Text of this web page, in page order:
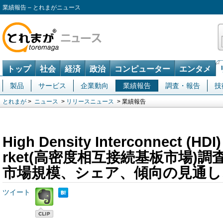
業績報告 – とれまがニュース
トップ 社会 経済 政治 コンピューター エンタメ
製品 サービス 企業動向 業績報告 調査・報告 技
とれまが > ニュース > リリースニュース > 業績報告
High Density Interconnect
rket(高密度相互接続基板市場)調
市場規模、シェア、傾向の見通
ツイート